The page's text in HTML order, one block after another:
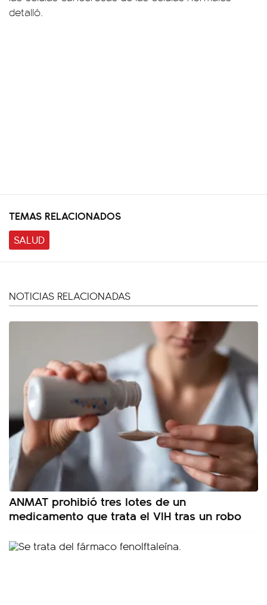
detalló.
TEMAS RELACIONADOS
SALUD
NOTICIAS RELACIONADAS
ANMAT prohibió tres lotes de un
medicamento que trata el VIH tras un robo